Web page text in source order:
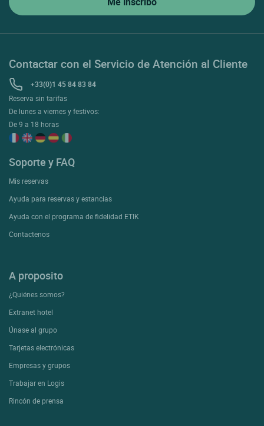
Contactar con el Servicio de Atención al Cliente
+33(0)1 45 84 83 84
Reserva sin tarifas
De lunes a viernes y festivos:
De 9 a 18 horas
Soporte y FAQ
Mis reservas
Ayuda para reservas y estancias
Ayuda con el programa de fidelidad ETIK
Contactenos
A proposito
¿Quiénes somos?
Extranet hotel
Únase al grupo
Tarjetas electrónicas
Empresas y grupos
Trabajar en Logis
Rincón de prensa